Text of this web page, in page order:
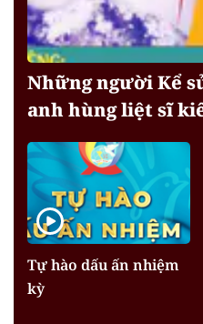
Những người Kể
anh hùng liệt sĩ
Tự hào dấu ấn nhiệm
kỳ